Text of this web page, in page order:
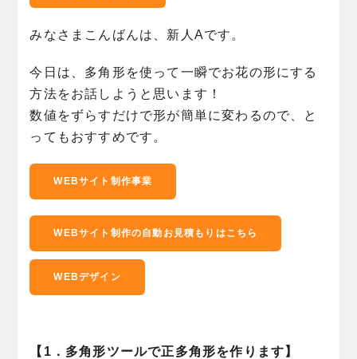
みなさまこんばんは、新人Aです。
今日は、多角形を使って一瞬でお花の形にする
方法をお話しようと思います！
数値をずらすだけで形が簡単に変わるので、と
ってもおすすめです。
WEBサイト制作事業
WEBサイト制作の自動お見積もりはこちら
WEBデザイン
【1．多角形ツールで正多角形を作ります】